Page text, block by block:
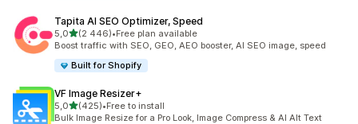
Tapita AI SEO Optimizer, Speed
5,0na 5 gwiazdek
(2 446)
Łączna liczba recenzji: 2446
•Free plan available
Boost traffic with SEO, GEO, AEO booster, AI SEO image, speed
Built for Shopify
VF Image Resizer+
5,0na 5 gwiazdek
(425)
Łączna liczba recenzji: 425
•Free to install
Bulk Image Resize for a Pro Look, Image Compress & AI Alt Text